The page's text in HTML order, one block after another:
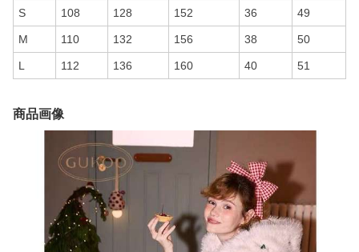
S 108 128 152 36 49
M 110 132 156 38 50
L 112 136 160 40 51
商品画像